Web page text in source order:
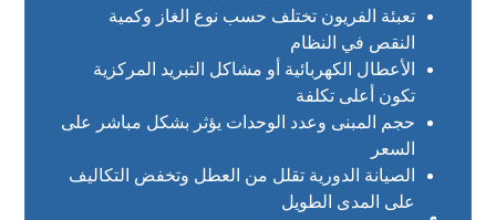
تعبئة الفريون تختلف حسب نوع الغاز وكمية
النقص في النظام
الأعطال الكهربائية أو مشاكل التبريد المركزية
تكون أعلى تكلفة
حجم المبنى وعدد الوحدات يؤثر بشكل مباشر على
السعر
الصيانة الدورية تقلل من العطل وتخفض التكاليف
على المدى الطويل